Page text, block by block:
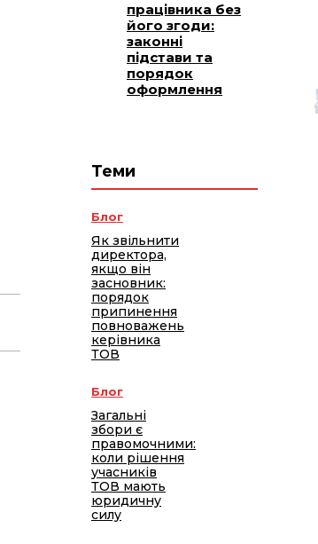
працівника без
його згоди:
законні
підстави та
порядок
оформлення
Теми
Блог
Як звільнити
директора,
якщо він
засновник:
порядок
припинення
повноважень
керівника
ТОВ
Блог
Загальні
збори є
правомочними:
коли рішення
учасників
ТОВ мають
юридичну
силу